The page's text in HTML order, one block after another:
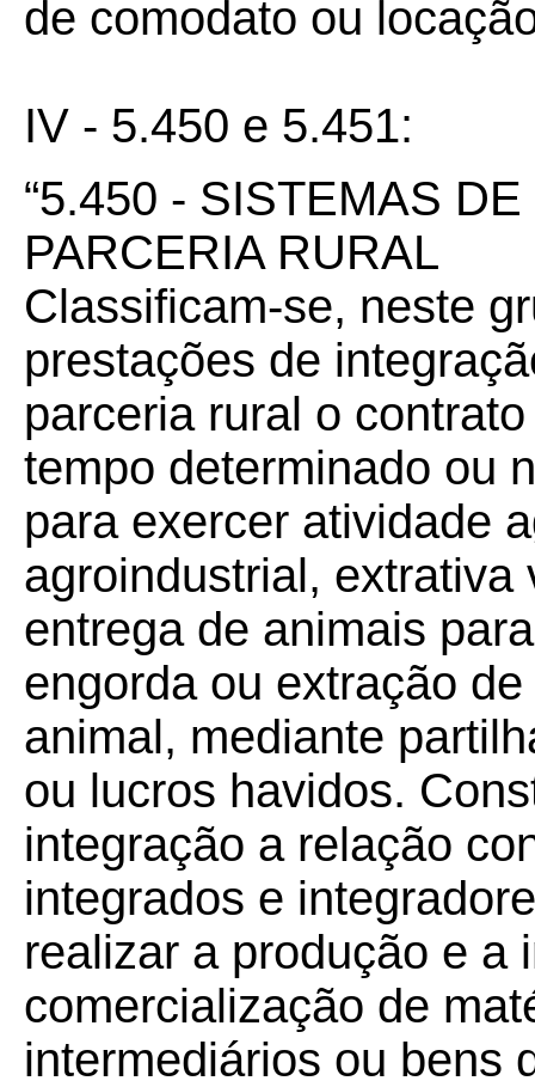
de comodato ou
IV - 5.450 e 5.451:
“5.450 - SISTEMAS
PARCERIA RURAL
Classificam-se, neste
prestações de
parceria rural o
tempo determinado ou
para exercer atividade
agroindustrial,
entrega de animais
engorda ou extração
animal, mediante
ou lucros havidos.
integração a relação
integrados e
realizar a produção e a
comercialização de
intermediários ou bens